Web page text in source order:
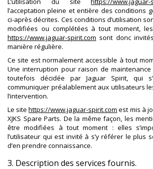
l’acceptation pleine et entière des conditions
ci-après décrites. Ces conditions d’utilisation
modifiées ou complétées à tout moment,
https://www.jaguar-spirit.com sont donc
manière régulière.
Ce site est normalement accessible à tout
Une interruption pour raison de
toutefois décidée par Jaguar Spirit, qui
communiquer préalablement aux utilisateurs
l’intervention.
Le sitehttps://www.jaguar-spirit.com est mis à
XJKS Spare Parts. De la même façon, les
être modifiées à tout moment : elles
l’utilisateur qui est invité à s’y référer le plus
d’en prendre connaissance.
3. Description des services fournis.